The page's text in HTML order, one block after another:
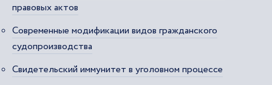
правовых актов
Современные модификации видов гражданского
судопроизводства
Свидетельский иммунитет в уголовном процессе